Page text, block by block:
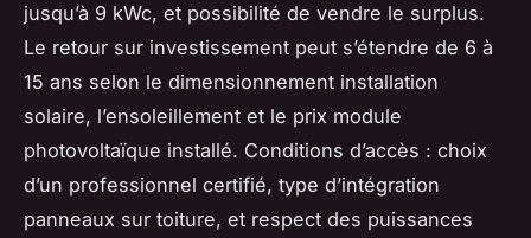
jusqu’à 9 kWc, et possibilité de vendre le surplus.
Le retour sur investissement peut s’étendre de 6 à
15 ans selon le dimensionnement installation
solaire, l’ensoleillement et le prix module
photovoltaïque installé. Conditions d’accès : choix
d’un professionnel certifié, type d’intégration
panneaux sur toiture, et respect des puissances